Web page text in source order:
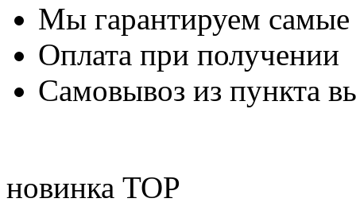
Мы гарантируем
Оплата при получении
Самовывоз из пункта
новинка TOP